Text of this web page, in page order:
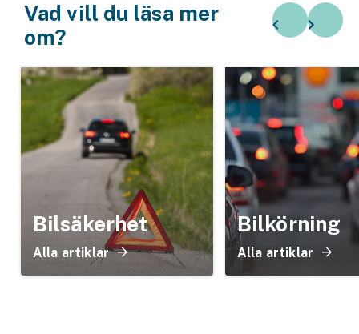
Vad vill du läsa mer
om?
Bilsäkerhet
Alla artiklar
Bilkörning
Alla artiklar